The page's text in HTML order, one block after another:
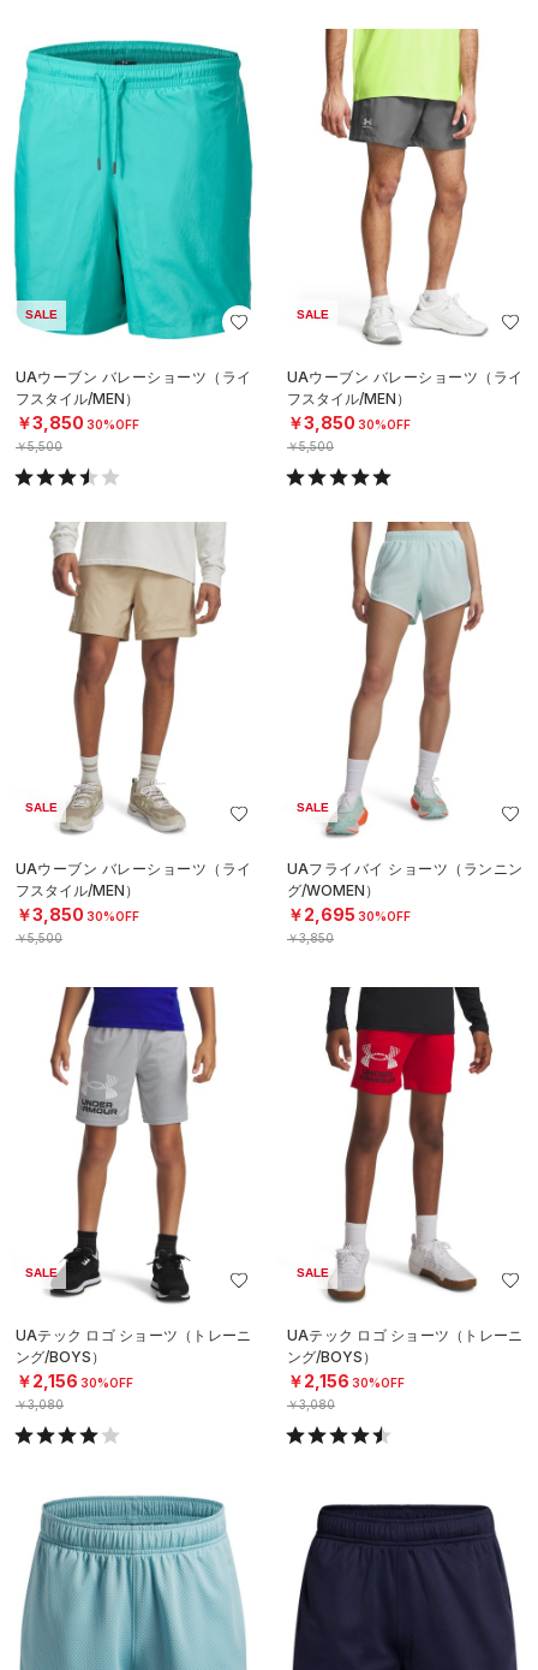
SALE
UAウーブン バレーショーツ（ライ
フスタイル/MEN）
￥3,850 30%OFF
￥5,500
SALE
UAウーブン バレーショーツ（ライ
フスタイル/MEN）
￥3,850 30%OFF
￥5,500
SALE
UAウーブン バレーショーツ（ライ
フスタイル/MEN）
￥3,850 30%OFF
￥5,500
SALE
UAフライバイ ショーツ（ランニン
グ/WOMEN）
￥2,695 30%OFF
￥3,850
SALE
UAテック ロゴ ショーツ（トレーニ
ング/BOYS）
￥2,156 30%OFF
￥3,080
SALE
UAテック ロゴ ショーツ（トレーニ
ング/BOYS）
￥2,156 30%OFF
￥3,080